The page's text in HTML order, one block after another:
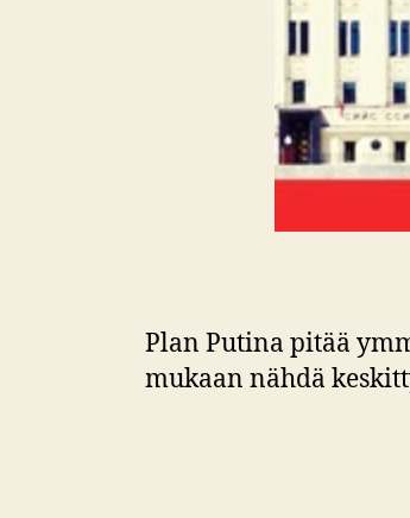
Plan Putina pitää
mukaan nähdä